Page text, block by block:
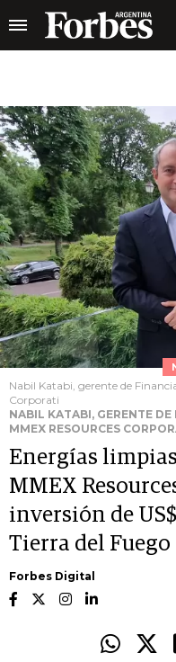
Nabil Katabi, gerente de
Corporati
NABIL KATABI, GERENTE
MMEX RESOURCES
Energías
MMEX
inversión de
Tierra del Fuego
Forbes Digital